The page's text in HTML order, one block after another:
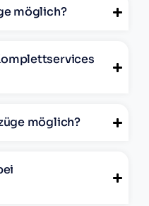
möglich?
möglich?